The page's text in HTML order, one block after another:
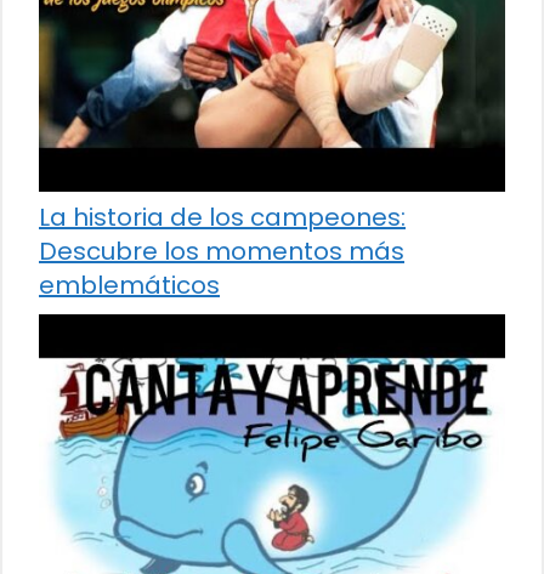
La historia de los campeones:
Descubre los momentos más
emblemáticos